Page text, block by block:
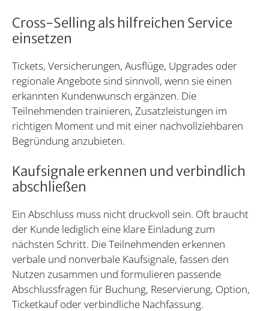
Cross-Selling als hilfreichen Service
einsetzen
Tickets, Versicherungen, Ausflüge, Upgrades oder
regionale Angebote sind sinnvoll, wenn sie einen
erkannten Kundenwunsch ergänzen. Die
Teilnehmenden trainieren, Zusatzleistungen im
richtigen Moment und mit einer nachvollziehbaren
Begründung anzubieten.
Kaufsignale erkennen und verbindlich
abschließen
Ein Abschluss muss nicht druckvoll sein. Oft braucht
der Kunde lediglich eine klare Einladung zum
nächsten Schritt. Die Teilnehmenden erkennen
verbale und nonverbale Kaufsignale, fassen den
Nutzen zusammen und formulieren passende
Abschlussfragen für Buchung, Reservierung, Option,
Ticketkauf oder verbindliche Nachfassung.